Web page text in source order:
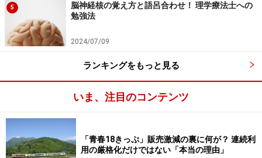
5
脳神経核の覚え方と語呂合わせ！ 理学療法士への
勉強法
2024/07/09
ランキングをもっと見る
いま、注目のコンテンツ
「青春18きっぷ」販売激減の裏に何が？ 連続利
用の厳格化だけではない「本当の理由」